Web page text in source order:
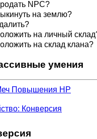
NPC?
на землю?
на личный
на склад клана?
умения
Повышения HP
Конверсия